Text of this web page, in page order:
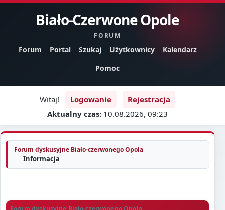
Biało-Czerwone Opole
FORUM
Forum Portal Szukaj Użytkownicy
Kalendarz
Pomoc
Witaj! Logowanie
Rejestracja
Aktualny czas: 10.08.2026, 09:23
Forum dyskusyjne Biało-czerwonego Opola
Informacja